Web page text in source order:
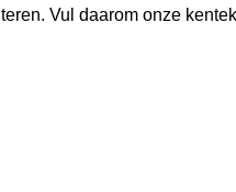
Vul daarom onze